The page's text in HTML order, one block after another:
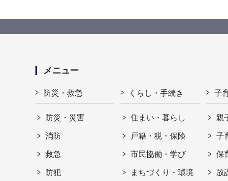
メニュー
防災・救急
防災・災害
消防
救急
防犯
くらし・手続き
住まい・暮らし
戸籍・税・保険
市民協働・学び
まちづくり・環境
子
親
子
保
放